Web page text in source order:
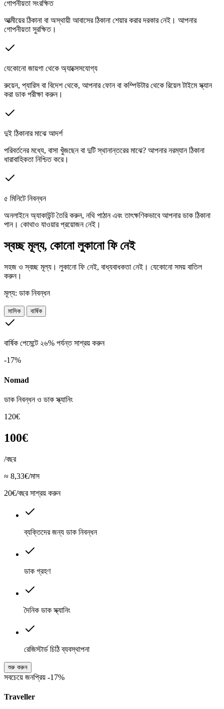
গোপনীয়তা সংরক্ষিত
আত্মীয়ের ঠিকানা বা অস্থায়ী আবাসের ঠিকানা শেয়ার করার দরকার নেই। আপনার
গোপনীয়তা সুরক্ষিত।
যেকোনো জায়গা থেকে অ্যাক্সেসযোগ্য
রুয়েন, প্যারিস বা বিদেশ থেকে, আপনার ফোন বা কম্পিউটার থেকে রিয়েল টাইমে স্ক্যান
করা ডাক পরীক্ষা করুন।
দুই ঠিকানার মাঝে আদর্শ
পরিবর্তনের মধ্যে, বাসা খুঁজছেন বা দুটি স্থানান্তরের মাঝে? আপনার নরম্যান ঠিকানা
ধারাবাহিকতা নিশ্চিত করে।
৫ মিনিটে নিবন্ধন
অনলাইনে অ্যাকাউন্ট তৈরি করুন, নথি পাঠান এবং তাৎক্ষণিকভাবে আপনার ডাক ঠিকানা
পান। কোথাও যাওয়ার প্রয়োজন নেই।
স্বচ্ছ মূল্য, কোনো লুকানো ফি নেই
সহজ ও স্বচ্ছ মূল্য। লুকানো ফি নেই, বাধ্যবাধকতা নেই। যেকোনো সময় বাতিল
করুন।
মূল্য: ডাক নিবন্ধন
মাসিক বার্ষিক
বার্ষিক পেমেন্টে ২৬% পর্যন্ত সাশ্রয় করুন
-17%
Nomad
ডাক নিবন্ধন ও ডাক স্ক্যানিং
120€
100€
/বছর
≈ 8,33€/মাস
20€/বছর সাশ্রয় করুন
ব্যক্তিদের জন্য ডাক নিবন্ধন
ডাক গ্রহণ
দৈনিক ডাক স্ক্যানিং
রেজিস্টার্ড চিঠি ব্যবস্থাপনা
শুরু করুন
সবচেয়ে জনপ্রিয় -17%
Traveller